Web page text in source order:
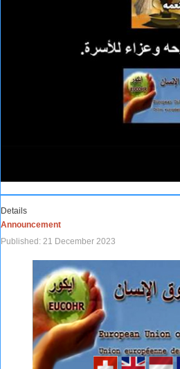
Details
Announcement
Published: 21 December 2023